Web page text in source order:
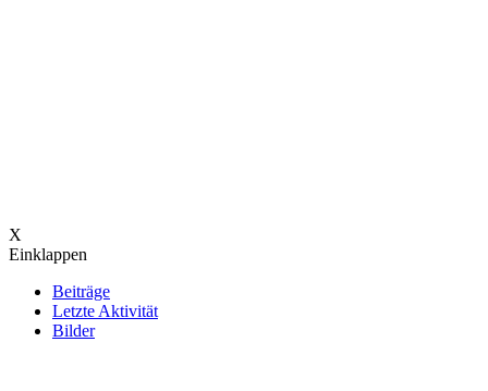
X
Einklappen
Beiträge
Letzte Aktivität
Bilder